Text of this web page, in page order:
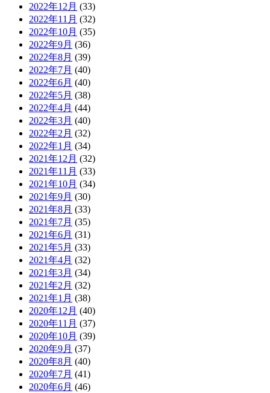
2022年12月 (33)
2022年11月 (32)
2022年10月 (35)
2022年9月 (36)
2022年8月 (39)
2022年7月 (40)
2022年6月 (40)
2022年5月 (38)
2022年4月 (44)
2022年3月 (40)
2022年2月 (32)
2022年1月 (34)
2021年12月 (32)
2021年11月 (33)
2021年10月 (34)
2021年9月 (30)
2021年8月 (33)
2021年7月 (35)
2021年6月 (31)
2021年5月 (33)
2021年4月 (32)
2021年3月 (34)
2021年2月 (32)
2021年1月 (38)
2020年12月 (40)
2020年11月 (37)
2020年10月 (39)
2020年9月 (37)
2020年8月 (40)
2020年7月 (41)
2020年6月 (46)